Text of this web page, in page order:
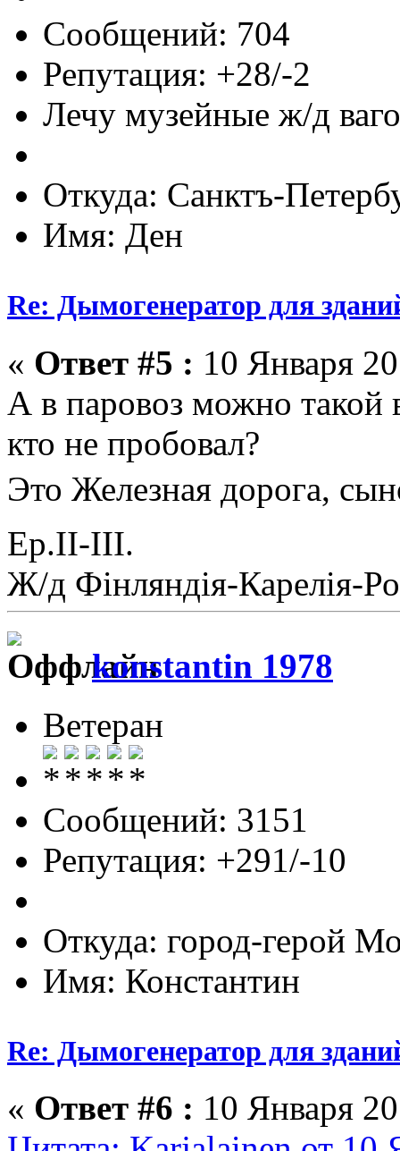
Сообщений: 704
Репутация: +28/-2
Лечу музейные ж/д
Откуда: Санктъ-
Имя: Ден
Re: Дымогенератор для
« Ответ #5 : 10 Января
А в паровоз можно такой
кто не пробовал?
Это Железная дорога,
Ер.II-III.
Ж/д Фiнляндiя-Карелiя-
konstantin 1978
Ветеран
Сообщений: 3151
Репутация: +291/-10
Откуда: город-герой
Имя: Константин
Re: Дымогенератор для
« Ответ #6 : 10 Января